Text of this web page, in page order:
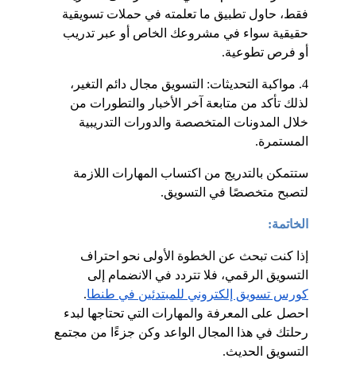
فقط، حاول تطبيق ما تعلمته في حملات تسويقية
حقيقية سواء في مشروعك الخاص أو عبر تدريب
أو فرص تطوعية.
4. مواكبة التحديثات: التسويق مجال دائم التغير،
لذلك تأكد من متابعة آخر الأخبار والتطورات من
خلال المدونات المتخصصة والدورات التدريبية
المستمرة.
ستتمكن بالتدريج من اكتساب المهارات اللازمة
لتصبح متخصصًا في التسويق.
الخاتمة:
إذا كنت تبحث عن الخطوة الأولى نحو احتراف
التسويق الرقمي، فلا تتردد في الانضمام إلى
كورس تسويق إلكتروني للمبتدئين في طنطا.
احصل على المعرفة والمهارات التي تحتاجها لبدء
رحلتك في هذا المجال الواعد وكن جزءًا من مجتمع
التسويق الحديث.